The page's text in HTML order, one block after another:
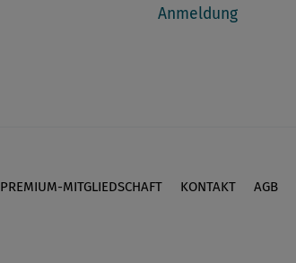
Anmeldung
PREMIUM-MITGLIEDSCHAFT KONTAKT AGB